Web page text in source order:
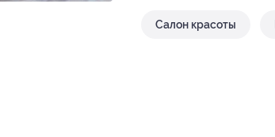
Салон красоты